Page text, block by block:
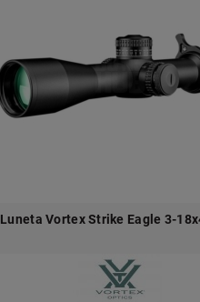
Luneta Vortex Strike Eagle 3-